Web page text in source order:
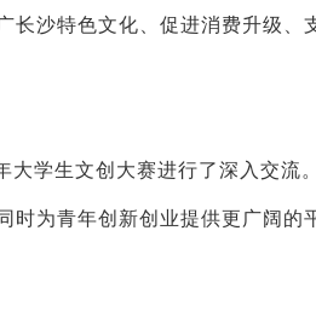
长沙特色文化、促进消费升级、
学生文创大赛进行了深入交流
时为青年创新创业提供更广阔的